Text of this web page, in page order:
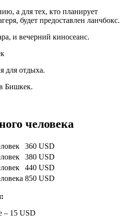
а для тех, кто планирует
будет предоставлен ланчбокс.
и вечерний киносеанс.
для отдыха.
Бишкек.
человека
360 USD
380 USD
440 USD
850 USD
– 15 USD